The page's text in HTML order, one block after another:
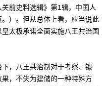
前史料选辑》第1辑，中国人
）。但从总体上看，应当说此
太极承诺全面实施八王共治国
，八王共治制对于考察、锻
，不失为建储的一种特殊方